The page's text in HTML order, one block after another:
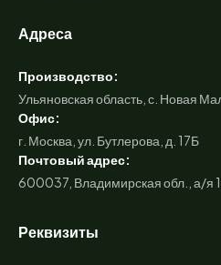
Адреса
Производство:
Ульяновская область, с. Новая
Офис:
г. Москва, ул. Бутлерова, д. 17Б
Почтовый адрес:
600037, Владимирская обл., а/я
Реквизиты